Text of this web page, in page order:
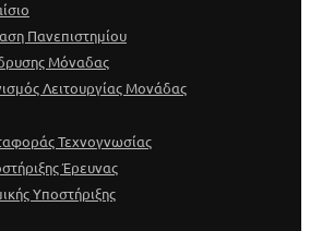
Πανεπιστημίου
Μόναδας
Λειτουργίας Μονάδας
Τεχνογνωσίας
Έρευνας
Υποστήριξης